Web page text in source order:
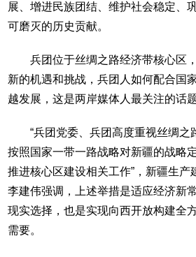
展、增进民族团结、维护社会稳定、
可磨灭的历史贡献。
兵团位于丝绸之路经济带核心区
新的机遇和挑战，兵团人如何配合国
越发展，这是两岸媒体人最关注的话题
“兵团党委、兵团高度重视丝绸之
按照国家一带一路战略对新疆的战略
推进核心区建设相关工作”，新疆生产
李建伟强调，上述举措是适应经济新
现实选择，也是实现向西开放构建全
需要。